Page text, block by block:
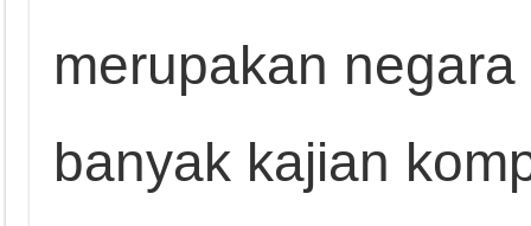
merupakan
banyak kajian